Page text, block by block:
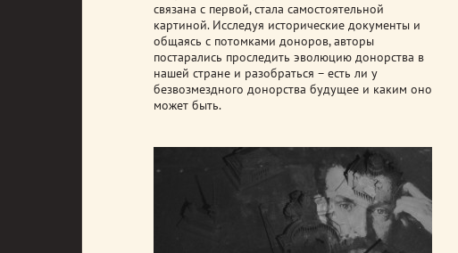
связана с первой, стала самостоятельной
картиной. Исследуя исторические документы и
общаясь с потомками доноров, авторы
постарались проследить эволюцию донорства в
нашей стране и разобраться – есть ли у
безвозмездного донорства будущее и каким оно
может быть.